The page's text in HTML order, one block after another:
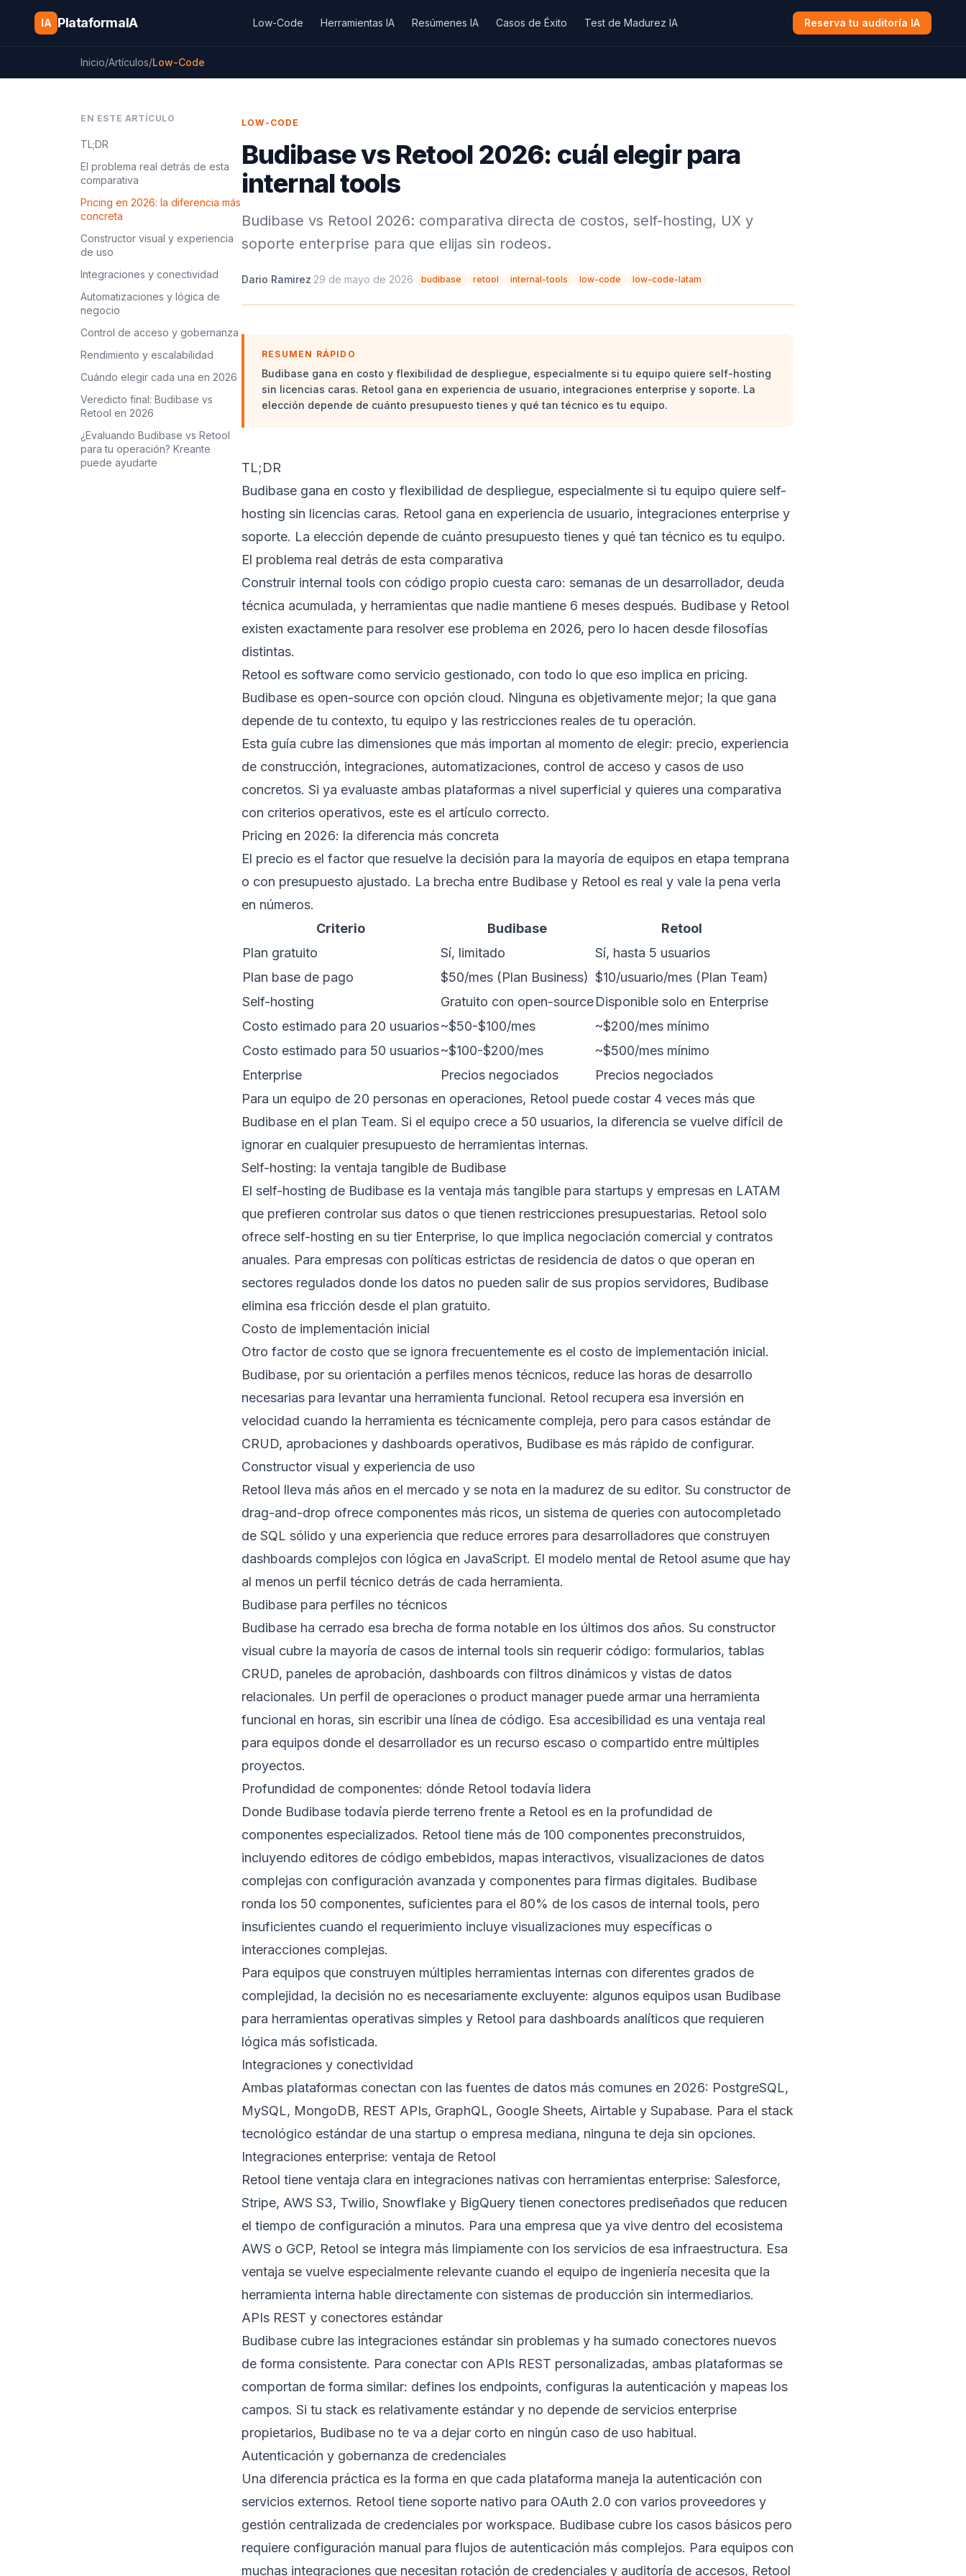
Saltar al contenido
IA PlataformaIA Low-Code Herramientas IA Resúmenes IA Casos de Éxito Test de Madurez IA Reserva tu auditoría IA
Inicio/Artículos/Low-Code
EN ESTE ARTÍCULO
TL;DR
El problema real detrás de esta
comparativa
Pricing en 2026: la diferencia más
concreta
Constructor visual y experiencia
de uso
Integraciones y conectividad
Automatizaciones y lógica de
negocio
Control de acceso y gobernanza
Rendimiento y escalabilidad
Cuándo elegir cada una en 2026
Veredicto final: Budibase vs
Retool en 2026
¿Evaluando Budibase vs Retool
para tu operación? Kreante
puede ayudarte
LOW-CODE
Budibase vs Retool 2026: cuál elegir para
internal tools
Budibase vs Retool 2026: comparativa directa de costos, self-hosting, UX y
soporte enterprise para que elijas sin rodeos.
Dario Ramirez·29 de mayo de 2026· budibase retool internal-tools low-code low-code-latam
RESUMEN RÁPIDO
Budibase gana en costo y flexibilidad de despliegue, especialmente si tu equipo quiere self-hosting
sin licencias caras. Retool gana en experiencia de usuario, integraciones enterprise y soporte. La
elección depende de cuánto presupuesto tienes y qué tan técnico es tu equipo.
TL;DR
Budibase gana en costo y flexibilidad de despliegue, especialmente si tu equipo quiere self-
hosting sin licencias caras. Retool gana en experiencia de usuario, integraciones enterprise y
soporte. La elección depende de cuánto presupuesto tienes y qué tan técnico es tu equipo.
El problema real detrás de esta comparativa
Construir internal tools con código propio cuesta caro: semanas de un desarrollador, deuda
técnica acumulada, y herramientas que nadie mantiene 6 meses después. Budibase y Retool
existen exactamente para resolver ese problema en 2026, pero lo hacen desde filosofías
distintas.
Retool es software como servicio gestionado, con todo lo que eso implica en pricing.
Budibase es open-source con opción cloud. Ninguna es objetivamente mejor; la que gana
depende de tu contexto, tu equipo y las restricciones reales de tu operación.
Esta guía cubre las dimensiones que más importan al momento de elegir: precio, experiencia
de construcción, integraciones, automatizaciones, control de acceso y casos de uso
concretos. Si ya evaluaste ambas plataformas a nivel superficial y quieres una comparativa
con criterios operativos, este es el artículo correcto.
Pricing en 2026: la diferencia más concreta
El precio es el factor que resuelve la decisión para la mayoría de equipos en etapa temprana
o con presupuesto ajustado. La brecha entre Budibase y Retool es real y vale la pena verla
en números.
Criterio
Budibase
Retool
Plan gratuito
Sí, limitado
Sí, hasta 5 usuarios
Plan base de pago
$50/mes (Plan Business) $10/usuario/mes (Plan Team)
Self-hosting
Gratuito con open-sourceDisponible solo en Enterprise
Costo estimado para 20 usuarios~$50-$100/mes
~$200/mes mínimo
Costo estimado para 50 usuarios~$100-$200/mes
~$500/mes mínimo
Enterprise
Precios negociados
Precios negociados
Para un equipo de 20 personas en operaciones, Retool puede costar 4 veces más que
Budibase en el plan Team. Si el equipo crece a 50 usuarios, la diferencia se vuelve difícil de
ignorar en cualquier presupuesto de herramientas internas.
Self-hosting: la ventaja tangible de Budibase
El self-hosting de Budibase es la ventaja más tangible para startups y empresas en LATAM
que prefieren controlar sus datos o que tienen restricciones presupuestarias. Retool solo
ofrece self-hosting en su tier Enterprise, lo que implica negociación comercial y contratos
anuales. Para empresas con políticas estrictas de residencia de datos o que operan en
sectores regulados donde los datos no pueden salir de sus propios servidores, Budibase
elimina esa fricción desde el plan gratuito.
Costo de implementación inicial
Otro factor de costo que se ignora frecuentemente es el costo de implementación inicial.
Budibase, por su orientación a perfiles menos técnicos, reduce las horas de desarrollo
necesarias para levantar una herramienta funcional. Retool recupera esa inversión en
velocidad cuando la herramienta es técnicamente compleja, pero para casos estándar de
CRUD, aprobaciones y dashboards operativos, Budibase es más rápido de configurar.
Constructor visual y experiencia de uso
Retool lleva más años en el mercado y se nota en la madurez de su editor. Su constructor de
drag-and-drop ofrece componentes más ricos, un sistema de queries con autocompletado
de SQL sólido y una experiencia que reduce errores para desarrolladores que construyen
dashboards complejos con lógica en JavaScript. El modelo mental de Retool asume que hay
al menos un perfil técnico detrás de cada herramienta.
Budibase para perfiles no técnicos
Budibase ha cerrado esa brecha de forma notable en los últimos dos años. Su constructor
visual cubre la mayoría de casos de internal tools sin requerir código: formularios, tablas
CRUD, paneles de aprobación, dashboards con filtros dinámicos y vistas de datos
relacionales. Un perfil de operaciones o product manager puede armar una herramienta
funcional en horas, sin escribir una línea de código. Esa accesibilidad es una ventaja real
para equipos donde el desarrollador es un recurso escaso o compartido entre múltiples
proyectos.
Profundidad de componentes: dónde Retool todavía lidera
Donde Budibase todavía pierde terreno frente a Retool es en la profundidad de
componentes especializados. Retool tiene más de 100 componentes preconstruidos,
incluyendo editores de código embebidos, mapas interactivos, visualizaciones de datos
complejas con configuración avanzada y componentes para firmas digitales. Budibase
ronda los 50 componentes, suficientes para el 80% de los casos de internal tools, pero
insuficientes cuando el requerimiento incluye visualizaciones muy específicas o
interacciones complejas.
Para equipos que construyen múltiples herramientas internas con diferentes grados de
complejidad, la decisión no es necesariamente excluyente: algunos equipos usan Budibase
para herramientas operativas simples y Retool para dashboards analíticos que requieren
lógica más sofisticada.
Integraciones y conectividad
Ambas plataformas conectan con las fuentes de datos más comunes en 2026: PostgreSQL,
MySQL, MongoDB, REST APIs, GraphQL, Google Sheets, Airtable y Supabase. Para el stack
tecnológico estándar de una startup o empresa mediana, ninguna te deja sin opciones.
Integraciones enterprise: ventaja de Retool
Retool tiene ventaja clara en integraciones nativas con herramientas enterprise: Salesforce,
Stripe, AWS S3, Twilio, Snowflake y BigQuery tienen conectores prediseñados que reducen
el tiempo de configuración a minutos. Para una empresa que ya vive dentro del ecosistema
AWS o GCP, Retool se integra más limpiamente con los servicios de esa infraestructura. Esa
ventaja se vuelve especialmente relevante cuando el equipo de ingeniería necesita que la
herramienta interna hable directamente con sistemas de producción sin intermediarios.
APIs REST y conectores estándar
Budibase cubre las integraciones estándar sin problemas y ha sumado conectores nuevos
de forma consistente. Para conectar con APIs REST personalizadas, ambas plataformas se
comportan de forma similar: defines los endpoints, configuras la autenticación y mapeas los
campos. Si tu stack es relativamente estándar y no depende de servicios enterprise
propietarios, Budibase no te va a dejar corto en ningún caso de uso habitual.
Autenticación y gobernanza de credenciales
Una diferencia práctica es la forma en que cada plataforma maneja la autenticación con
servicios externos. Retool tiene soporte nativo para OAuth 2.0 con varios proveedores y
gestión centralizada de credenciales por workspace. Budibase cubre los casos básicos pero
requiere configuración manual para flujos de autenticación más complejos. Para equipos con
muchas integraciones que necesitan rotación de credenciales y auditoría de accesos, Retool